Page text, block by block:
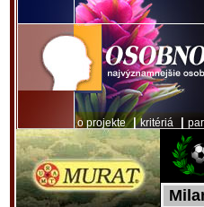
o projekte|kritériá